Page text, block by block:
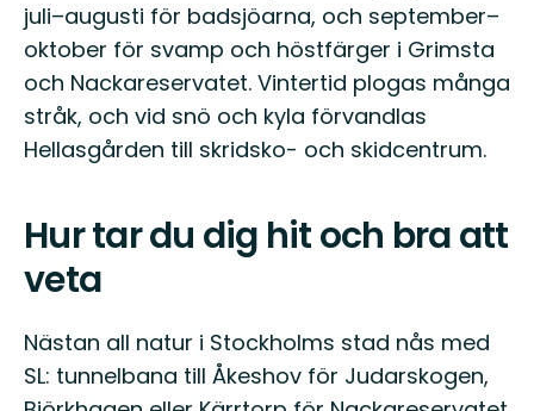
juli–augusti för badsjöarna, och september–
oktober för svamp och höstfärger i Grimsta
och Nackareservatet. Vintertid plogas många
stråk, och vid snö och kyla förvandlas
Hellasgården till skridsko- och skidcentrum.
Hur tar du dig hit och bra att
veta
Nästan all natur i Stockholms stad nås med
SL: tunnelbana till Åkeshov för Judarskogen,